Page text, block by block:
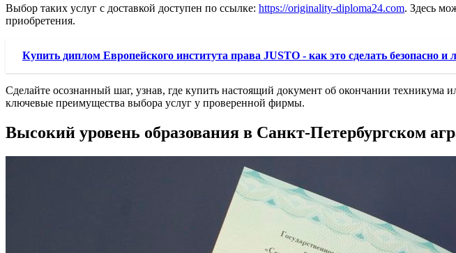
Выбор таких услуг с доставкой доступен по ссылке: https://originality-diploma24.com. Здесь
приобретения.
Купить диплом Европейского института права JUSTO - как это сделать безопасно и
Сделайте осознанный шаг, узнав, где купить настоящий документ об окончании
ключевые преимущества выбора услуг у проверенной фирмы.
Высокий уровень образования в Санкт-Петербургском